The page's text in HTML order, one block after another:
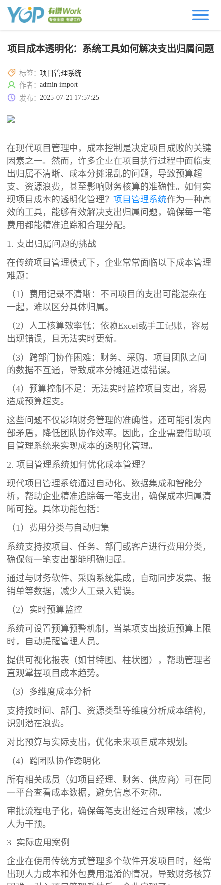
项目成本透明化：系统工具如何解决支出归属问题
标签：项目管理系统
作者：admin import
发布：2025-07-21 17:57:25
在现代项目管理中，成本控制是决定项目成败的关键
因素之一。然而，许多企业在项目执行过程中面临支
出归属不清晰、成本分摊混乱的问题，导致预算超
支、资源浪费，甚至影响财务核算的准确性。如何实
现项目成本的透明化管理？项目管理系统作为一种高
效的工具，能够有效解决支出归属问题，确保每一笔
费用都能精准追踪和合理分配。
1. 支出归属问题的挑战
在传统项目管理模式下，企业常常面临以下成本管理
难题：
（1）费用记录不清晰：不同项目的支出可能混杂在
一起，难以区分具体归属。
（2）人工核算效率低：依赖Excel或手工记账，容易
出现错误，且无法实时更新。
（3）跨部门协作困难：财务、采购、项目团队之间
的数据不互通，导致成本分摊延迟或错误。
（4）预算控制不足：无法实时监控项目支出，容易
造成预算超支。
这些问题不仅影响财务管理的准确性，还可能引发内
部矛盾，降低团队协作效率。因此，企业需要借助项
目管理系统来实现成本的透明化管理。
2. 项目管理系统如何优化成本管理？
现代项目管理系统通过自动化、数据集成和智能分
析，帮助企业精准追踪每一笔支出，确保成本归属清
晰可控。具体功能包括：
（1）费用分类与自动归集
系统支持按项目、任务、部门或客户进行费用分类，
确保每一笔支出都能明确归属。
通过与财务软件、采购系统集成，自动同步发票、报
销单等数据，减少人工录入错误。
（2）实时预算监控
系统可设置预算预警机制，当某项支出接近预算上限
时，自动提醒管理人员。
提供可视化报表（如甘特图、柱状图），帮助管理者
直观掌握项目成本趋势。
（3）多维度成本分析
支持按时间、部门、资源类型等维度分析成本结构，
识别潜在浪费。
对比预算与实际支出，优化未来项目成本规划。
（4）跨团队协作透明化
所有相关成员（如项目经理、财务、供应商）可在同
一平台查看成本数据，避免信息不对称。
审批流程电子化，确保每笔支出经过合规审核，减少
人为干预。
3. 实际应用案例
企业在使用传统方式管理多个软件开发项目时，经常
出现人力成本和外包费用混淆的情况，导致财务核算